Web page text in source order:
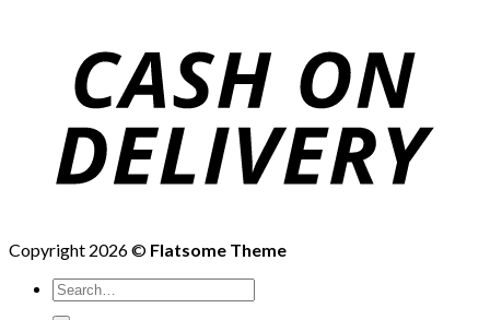
Copyright 2026 © Flatsome Theme
Search
for: